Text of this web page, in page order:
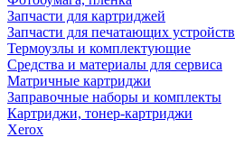
Запчасти для картриджей
Запчасти для печатающих устройств
Термоузлы и комплектующие
Средства и материалы для сервиса
Матричные картриджи
Заправочные наборы и комплекты
Картриджи, тонер-картриджи
Xerox